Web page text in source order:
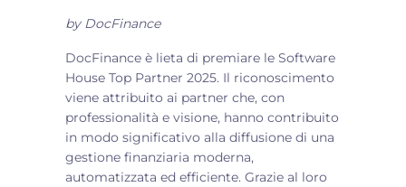
by DocFinance
DocFinance è lieta di premiare le Software
House Top Partner 2025. Il riconoscimento
viene attribuito ai partner che, con
professionalità e visione, hanno contribuito
in modo significativo alla diffusione di una
gestione finanziaria moderna,
automatizzata ed efficiente. Grazie al loro